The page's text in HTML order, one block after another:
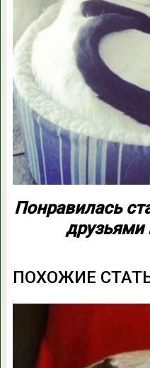
Понравилась
друзьями
ПОХОЖИЕ